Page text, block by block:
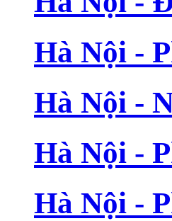
Hà Nội -
Hà Nội -
Hà Nội -
Hà Nội -